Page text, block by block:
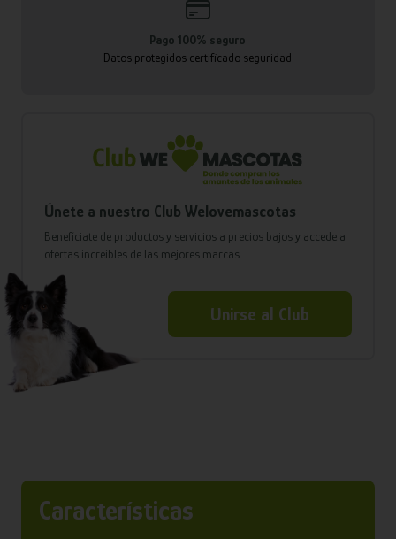
Pago 100% seguro
Datos protegidos certificado seguridad
Únete a nuestro Club Welovemascotas
Benefíciate de productos y servicios a precios bajos y accede a
ofertas increíbles de las mejores marcas
Unirse al Club
Características